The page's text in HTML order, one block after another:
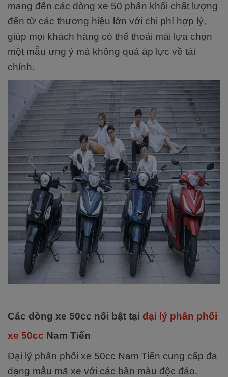
mang đến các dòng xe 50 phân khối chất lượng
đến từ các thương hiệu lớn với chi phí hợp lý,
giúp mọi khách hàng có thể thoải mái lựa chọn
một mẫu ưng ý mà không quá áp lực về tài
chính.
Các dòng xe 50cc nổi bật tại đại lý phân phối
xe 50cc Nam Tiến
Đại lý phân phối xe 50cc Nam Tiến cung cấp đa
dạng mẫu mã xe với các bản màu độc đáo.